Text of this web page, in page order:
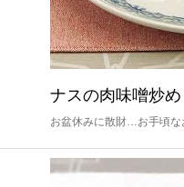
ナスの肉味噌炒め
お盆休みに散財…お手頃な